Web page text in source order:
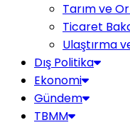
Tarım ve
Ticaret
Ulaştırma
Dış Politika
Ekonomi
Gündem
TBMM